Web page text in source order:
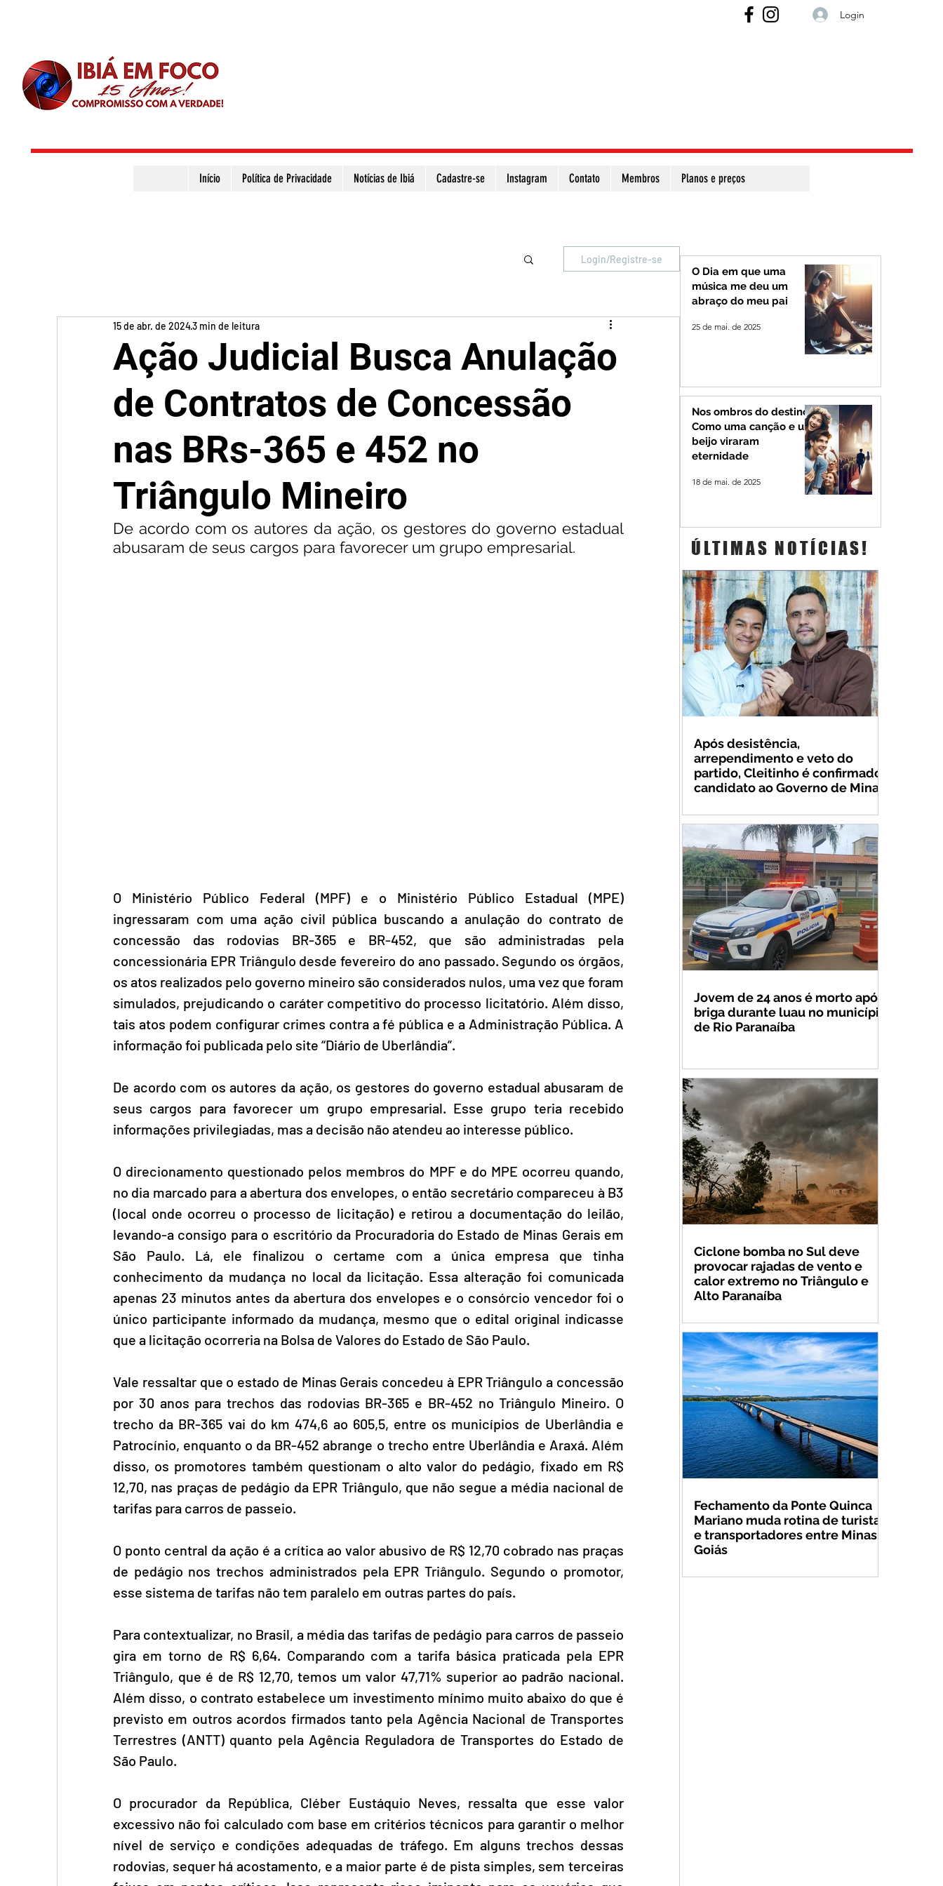
Login
Início Política de Privacidade Notícias de Ibiá Cadastre-se Instagram Contato Membros Planos e preços
Login/Registre-se
Ação Judicial Busca Anulação
de Contratos de Concessão
nas BRs-365 e 452 no
Triângulo Mineiro
15 de abr. de 20243 min de leitura
De acordo com os autores da ação, os gestores do governo estadual
abusaram de seus cargos para favorecer um grupo empresarial.
O Ministério Público Federal (MPF) e o Ministério Público Estadual (MPE)
ingressaram com uma ação civil pública buscando a anulação do contrato de
concessão das rodovias BR-365 e BR-452, que são administradas pela
concessionária EPR Triângulo desde fevereiro do ano passado. Segundo os órgãos,
os atos realizados pelo governo mineiro são considerados nulos, uma vez que foram
simulados, prejudicando o caráter competitivo do processo licitatório. Além disso,
tais atos podem configurar crimes contra a fé pública e a Administração Pública. A
informação foi publicada pelo site “Diário de Uberlândia”.
De acordo com os autores da ação, os gestores do governo estadual abusaram de
seus cargos para favorecer um grupo empresarial. Esse grupo teria recebido
informações privilegiadas, mas a decisão não atendeu ao interesse público.
O direcionamento questionado pelos membros do MPF e do MPE ocorreu quando,
no dia marcado para a abertura dos envelopes, o então secretário compareceu à B3
(local onde ocorreu o processo de licitação) e retirou a documentação do leilão,
levando-a consigo para o escritório da Procuradoria do Estado de Minas Gerais em
São Paulo. Lá, ele finalizou o certame com a única empresa que tinha
conhecimento da mudança no local da licitação. Essa alteração foi comunicada
apenas 23 minutos antes da abertura dos envelopes e o consórcio vencedor foi o
único participante informado da mudança, mesmo que o edital original indicasse
que a licitação ocorreria na Bolsa de Valores do Estado de São Paulo.
Vale ressaltar que o estado de Minas Gerais concedeu à EPR Triângulo a concessão
por 30 anos para trechos das rodovias BR-365 e BR-452 no Triângulo Mineiro. O
trecho da BR-365 vai do km 474,6 ao 605,5, entre os municípios de Uberlândia e
Patrocínio, enquanto o da BR-452 abrange o trecho entre Uberlândia e Araxá. Além
disso, os promotores também questionam o alto valor do pedágio, fixado em R$
12,70, nas praças de pedágio da EPR Triângulo, que não segue a média nacional de
tarifas para carros de passeio.
O ponto central da ação é a crítica ao valor abusivo de R$ 12,70 cobrado nas praças
de pedágio nos trechos administrados pela EPR Triângulo. Segundo o promotor,
esse sistema de tarifas não tem paralelo em outras partes do país.
Para contextualizar, no Brasil, a média das tarifas de pedágio para carros de passeio
gira em torno de R$ 6,64. Comparando com a tarifa básica praticada pela EPR
Triângulo, que é de R$ 12,70, temos um valor 47,71% superior ao padrão nacional.
Além disso, o contrato estabelece um investimento mínimo muito abaixo do que é
previsto em outros acordos firmados tanto pela Agência Nacional de Transportes
Terrestres (ANTT) quanto pela Agência Reguladora de Transportes do Estado de
São Paulo.
O procurador da República, Cléber Eustáquio Neves, ressalta que esse valor
excessivo não foi calculado com base em critérios técnicos para garantir o melhor
nível de serviço e condições adequadas de tráfego. Em alguns trechos dessas
rodovias, sequer há acostamento, e a maior parte é de pista simples, sem terceiras
O Dia em que uma
música me deu um
abraço do meu pai
25 de mai. de 2025
Nos ombros do destino:
Como uma canção e um
beijo viraram
eternidade
18 de mai. de 2025
ÚLTIMAS NOTÍCIAS!
Após desistência,
arrependimento e veto do
partido, Cleitinho é confirmado
candidato ao Governo de Minas
Jovem de 24 anos é morto após
briga durante luau no município
de Rio Paranaíba
Ciclone bomba no Sul deve
provocar rajadas de vento e
calor extremo no Triângulo e
Alto Paranaíba
Fechamento da Ponte Quinca
Mariano muda rotina de turistas
e transportadores entre Minas e
Goiás